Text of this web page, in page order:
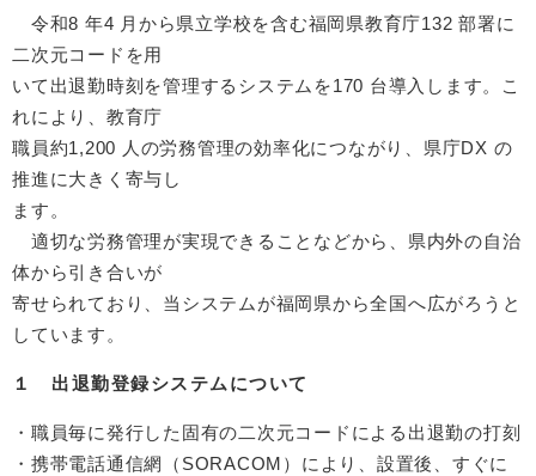
令和8 年4 月から県立学校を含む福岡県教育庁132 部署に
二次元コードを用
いて出退勤時刻を管理するシステムを170 台導入します。こ
れにより、教育庁
職員約1,200 人の労務管理の効率化につながり、県庁DX の
推進に大きく寄与し
ます。
適切な労務管理が実現できることなどから、県内外の自治
体から引き合いが
寄せられており、当システムが福岡県から全国へ広がろうと
しています。
１ 出退勤登録システムについて​
​・職員毎に発行した固有の二次元コードによる出退勤の打刻
・携帯電話通信網（SORACOM）により、設置後、すぐに